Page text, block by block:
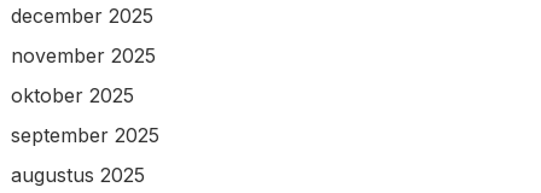
december 2025
november 2025
oktober 2025
september 2025
augustus 2025